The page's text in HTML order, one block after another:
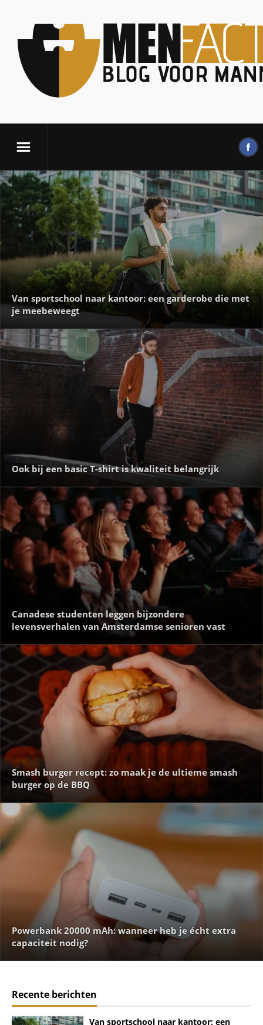
Van sportschool naar kantoor: een garderobe die met
je meebeweegt
Ook bij een basic T-shirt is kwaliteit belangrijk
Canadese studenten leggen bijzondere
levensverhalen van Amsterdamse senioren vast
Smash burger recept: zo maak je de ultieme smash
burger op de BBQ
Powerbank 20000 mAh: wanneer heb je écht extra
capaciteit nodig?
Recente berichten
Van sportschool naar kantoor: een